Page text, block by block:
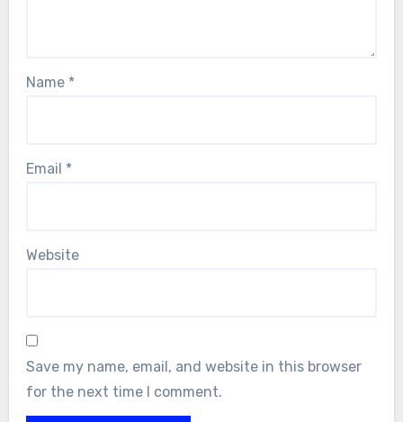
Name *
Email *
Website
Save my name, email, and website in this browser
for the next time I comment.